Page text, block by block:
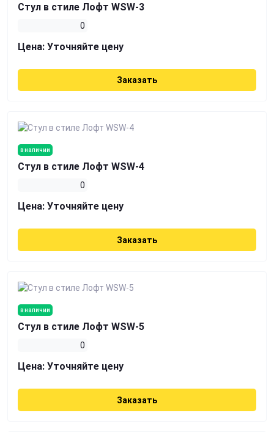
Стул в стиле Лофт WSW-3
0
Цена: Уточняйте цену
Заказать
в наличии
Стул в стиле Лофт WSW-4
0
Цена: Уточняйте цену
Заказать
в наличии
Стул в стиле Лофт WSW-5
0
Цена: Уточняйте цену
Заказать